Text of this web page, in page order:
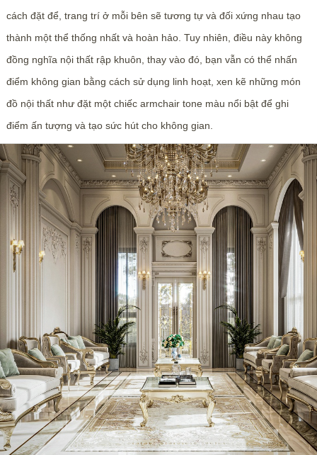
cách đặt để, trang trí ở mỗi bên sẽ tương tự và đối xứng nhau tạo
thành một thể thống nhất và hoàn hảo. Tuy nhiên, điều này không
đồng nghĩa nội thất rập khuôn, thay vào đó, bạn vẫn có thể nhấn
điểm không gian bằng cách sử dụng linh hoạt, xen kẽ những món
đồ nội thất như đặt một chiếc armchair tone màu nổi bật để ghi
điểm ấn tượng và tạo sức hút cho không gian.